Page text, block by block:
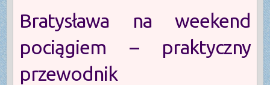
Bratysława na weekend
pociągiem – praktyczny
przewodnik